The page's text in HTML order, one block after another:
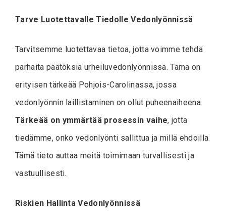
Tarve Luotettavalle Tiedolle Vedonlyönnissä
Tarvitsemme luotettavaa tietoa, jotta voimme tehdä
parhaita päätöksiä urheiluvedonlyönnissä. Tämä on
erityisen tärkeää Pohjois-Carolinassa, jossa
vedonlyönnin laillistaminen on ollut puheenaiheena.
Tärkeää on ymmärtää prosessin vaihe, jotta
tiedämme, onko vedonlyönti sallittua ja millä ehdoilla.
Tämä tieto auttaa meitä toimimaan turvallisesti ja
vastuullisesti.
Riskien Hallinta Vedonlyönnissä